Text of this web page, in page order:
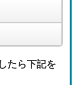
たら下記を